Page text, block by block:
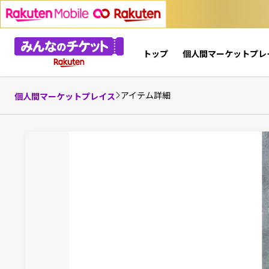
トップ 個人間マーケットプレ
個人間マーケットプレイス アイテム詳細